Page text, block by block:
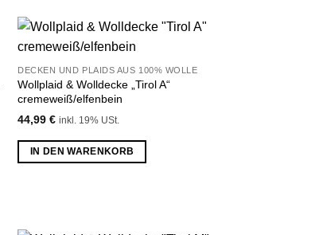
Wunschliste
hinzufügen
DECKEN UND PLAIDS AUS 100% WOLLE
Wollplaid & Wolldecke „Tirol A“
cremeweiß/elfenbein
44,99€ inkl. 19% USt.
IN DEN WARENKORB